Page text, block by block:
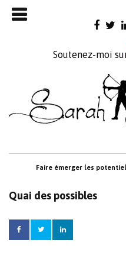
Skip
to
Soutenez-moi
Faire émerger les

Quai des possibles